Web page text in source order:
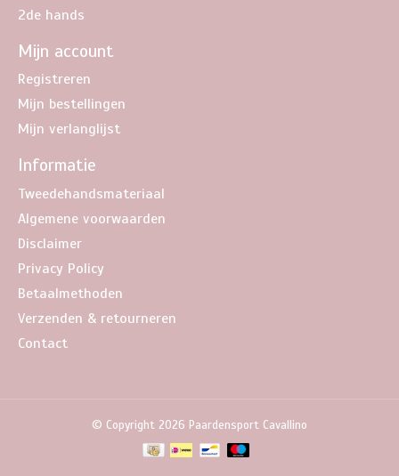
2de hands
Mijn account
Registreren
Mijn bestellingen
Mijn verlanglijst
Informatie
Tweedehandsmateriaal
Algemene voorwaarden
Disclaimer
Privacy Policy
Betaalmethoden
Verzenden & retourneren
Contact
© Copyright 2026 Paardensport Cavallino